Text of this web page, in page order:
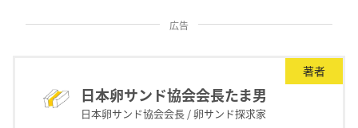
広告
著者
日本卵サンド協会会長たま男
日本卵サンド協会会長 / 卵サンド探求家